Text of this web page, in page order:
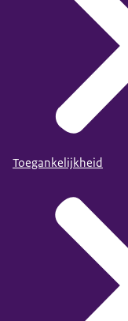
Toegankelijkheid